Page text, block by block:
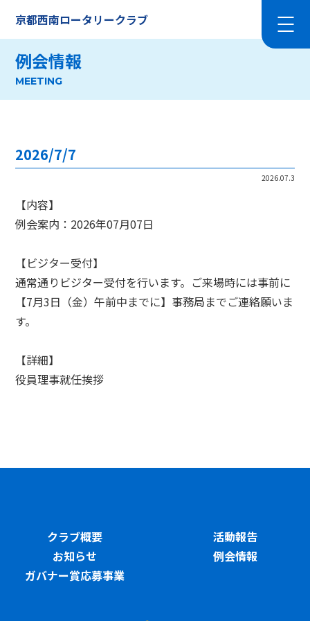
京都西南ロータリークラブ
例会情報
MEETING
2026/7/7
2026.07.3
【内容】
例会案内：2026年07月07日
【ビジター受付】
通常通りビジター受付を行います。ご来場時には事前に
【7月3日（金）午前中までに】事務局までご連絡願いま
す。
【詳細】
役員理事就任挨拶
クラブ概要
活動報告
お知らせ
例会情報
ガバナー賞応募事業